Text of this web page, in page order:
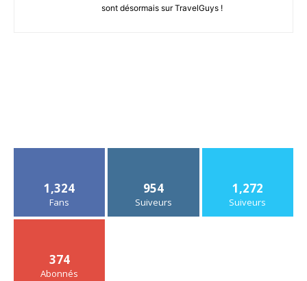
sont désormais sur TravelGuys !
1,324
Fans
954
Suiveurs
1,272
Suiveurs
374
Abonnés